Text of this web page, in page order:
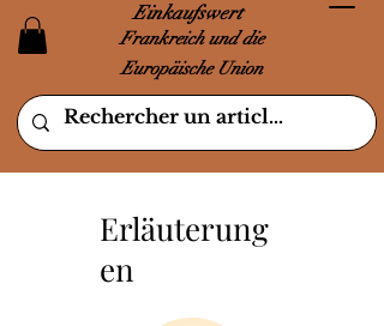
Einkaufswert
Frankreich und die
Europäische Union
Erläuterung
en